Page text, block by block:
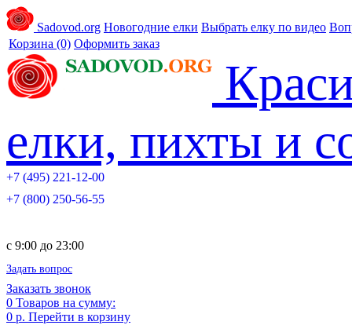
Sadovod.org Новогодние елки Выбрать елку по видео
Корзина (0) Оформить заказ
елки, пихты и
+7 (495) 221-12-00
+7 (800) 250-56-55
c 9:00 до 23:00
Задать вопрос
Заказать звонок
0 Товаров на сумму:
0 р. Перейти в корзину